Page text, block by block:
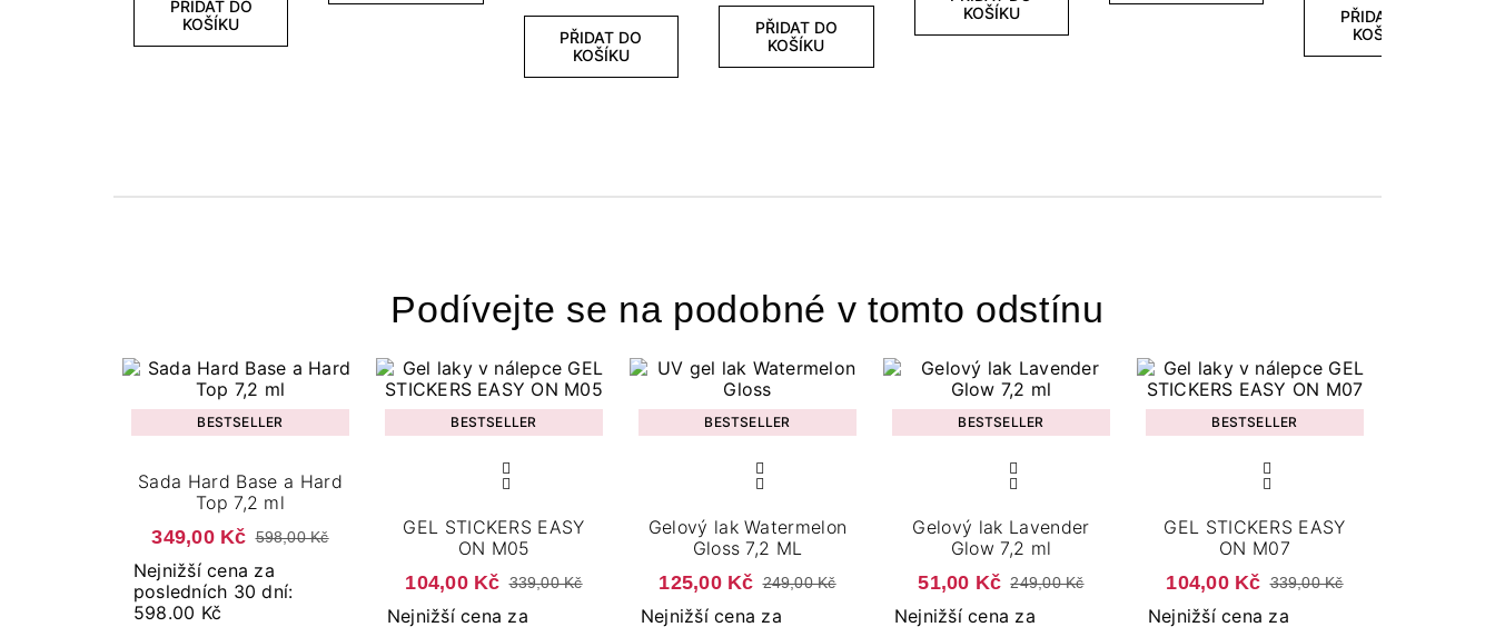
PŘIDAT DO
KOŠÍKU
PŘIDAT DO
KOŠÍKU
PŘIDAT DO
KOŠÍKU
KOŠÍKU
PŘIDAT DO
KOŠÍKU
Podívejte se na podobné v tomto odstínu
BESTSELLER
Sada Hard Base a Hard
Top 7,2 ml
349,00 Kč 598,00 Kč
Nejnižší cena za
posledních 30 dní:
598.00 Kč
BESTSELLER
GEL STICKERS EASY
ON M05
104,00 Kč 339,00 Kč
Nejnižší cena za
BESTSELLER
Gelový lak Watermelon
Gloss 7,2 ML
125,00 Kč 249,00 Kč
Nejnižší cena za
BESTSELLER
Gelový lak Lavender
Glow 7,2 ml
51,00 Kč 249,00 Kč
Nejnižší cena za
BESTSELLER
GEL STICKERS EASY
ON M07
104,00 Kč 339,00 Kč
Nejnižší cena za